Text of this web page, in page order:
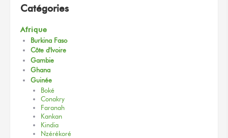
Catégories
Afrique
Burkina Faso
Côte d'Ivoire
Gambie
Ghana
Guinée
Boké
Conakry
Faranah
Kankan
Kindia
Nzérékoré